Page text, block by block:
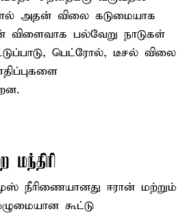
அதன் விலை கடுமையாக
விளைவாக பல்வேறு நாடுகள்
பெட்ரோல், டீசல் விலை
மந்திரி
நீரிணையானது ஈரான் மற்றும்
கூட்டு